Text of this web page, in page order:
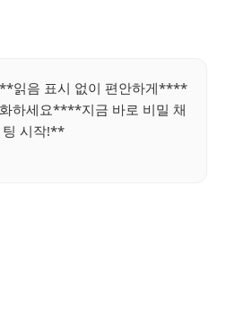
**읽음 표시 없이 편안하게****
하세요****지금 바로 비밀 채
팅 시작!**